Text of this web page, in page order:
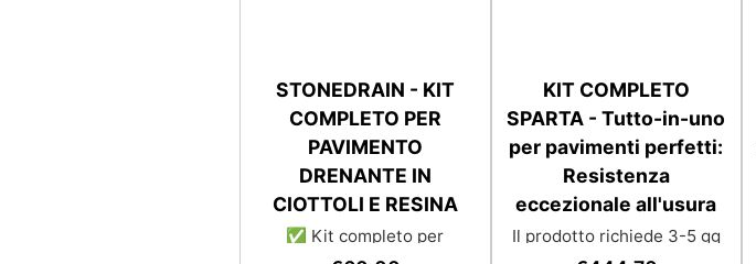
STONEDRAIN - KIT
COMPLETO PER
PAVIMENTO
DRENANTE IN
CIOTTOLI E RESINA
✅ Kit completo per
pavimenti drenanti, con
KIT COMPLETO
SPARTA - Tutto-in-uno
per pavimenti perfetti:
Resistenza
eccezionale all'usura
Il prodotto richiede 3-5 gg
lavorativi aggiuntivi per la